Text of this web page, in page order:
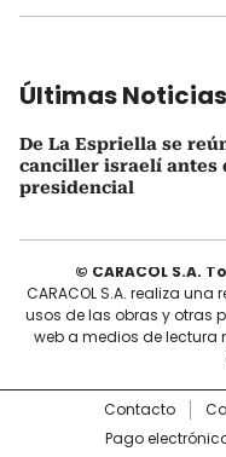
Últimas Noticias
De La Espriella se
canciller israelí antes
presidencial
© CARACOL S.A.
CARACOL S.A. realiza
usos de las obras y otras
web a medios de lectura
Contacto
Pago